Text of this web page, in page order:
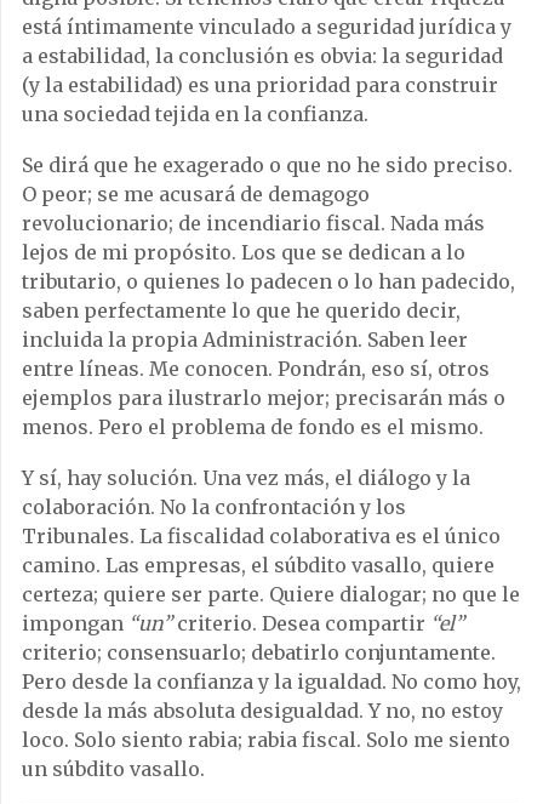
está íntimamente vinculado a seguridad jurídica y
a estabilidad, la conclusión es obvia: la seguridad
(y la estabilidad) es una prioridad para construir
una sociedad tejida en la confianza.
Se dirá que he exagerado o que no he sido preciso.
O peor; se me acusará de demagogo
revolucionario; de incendiario fiscal. Nada más
lejos de mi propósito. Los que se dedican a lo
tributario, o quienes lo padecen o lo han padecido,
saben perfectamente lo que he querido decir,
incluida la propia Administración. Saben leer
entre líneas. Me conocen. Pondrán, eso sí, otros
ejemplos para ilustrarlo mejor; precisarán más o
menos. Pero el problema de fondo es el mismo.
Y sí, hay solución. Una vez más, el diálogo y la
colaboración. No la confrontación y los
Tribunales. La fiscalidad colaborativa es el único
camino. Las empresas, el súbdito vasallo, quiere
certeza; quiere ser parte. Quiere dialogar; no que le
impongan “un”criterio. Desea compartir “el”
criterio; consensuarlo; debatirlo conjuntamente.
Pero desde la confianza y la igualdad. No como hoy,
desde la más absoluta desigualdad. Y no, no estoy
loco. Solo siento rabia; rabia fiscal. Solo me siento
un súbdito vasallo.